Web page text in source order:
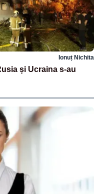
Ionuț Nichita
și Ucraina s-au